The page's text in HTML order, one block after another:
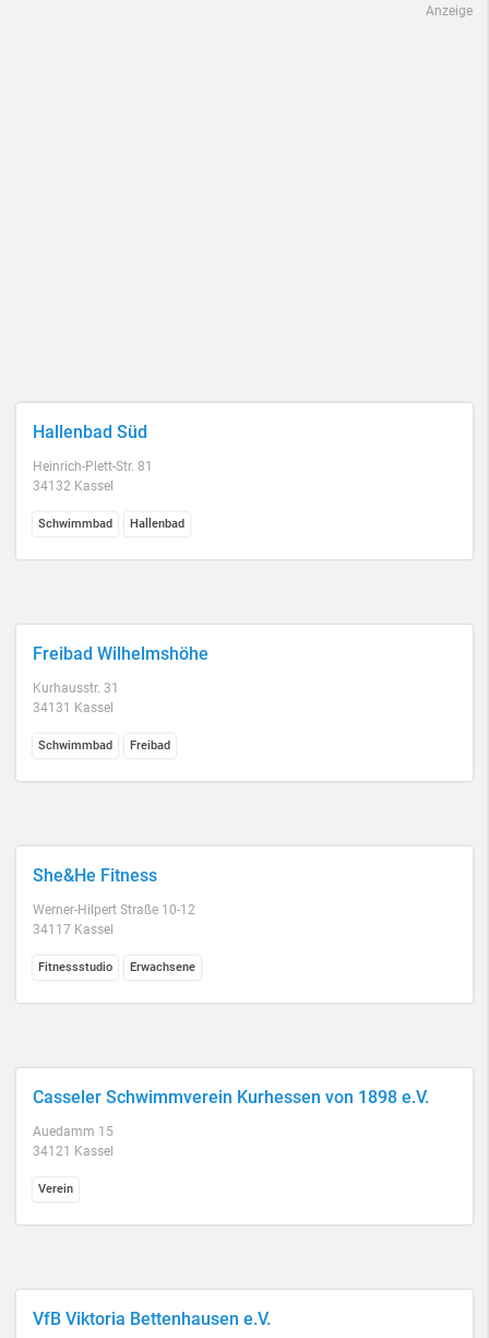
Anzeige
Hallenbad Süd
Heinrich-Plett-Str. 81
34132 Kassel
Schwimmbad Hallenbad
Freibad Wilhelmshöhe
Kurhausstr. 31
34131 Kassel
Schwimmbad Freibad
She&He Fitness
Werner-Hilpert Straße 10-12
34117 Kassel
Fitnessstudio Erwachsene
Casseler Schwimmverein Kurhessen von 1898 e.V.
Auedamm 15
34121 Kassel
Verein
VfB Viktoria Bettenhausen e.V.